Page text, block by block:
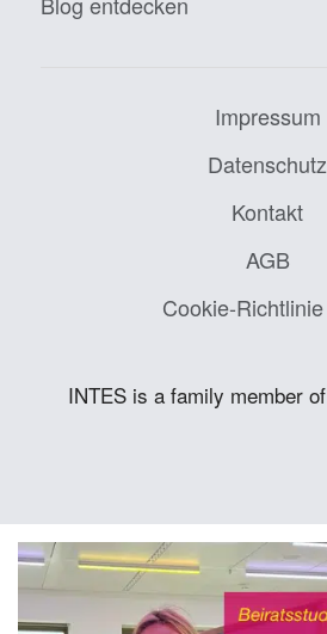
Impressum
Datenschutz
Kontakt
AGB
Cookie-
INTES is a family member